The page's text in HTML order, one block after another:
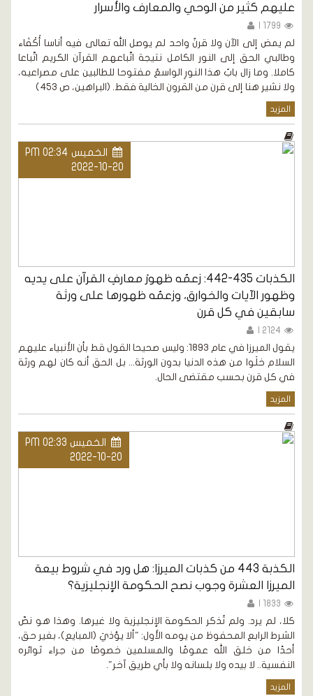
عليهم كثير من الوحي والمعارف والأسرار
لم يمض إلى الآن ولا قرنٌ واحد لم يوصل الله تعالى فيه أناسا أَكْفَاء
وطالبي الحق إلى النور الكامل نتيجة اتّباعهم القرآن الكريم اتّباعا
كاملا. وما زال بابُ هذا النورِ الواسعُ مفتوحا للطالبين على مصراعيه،
ولا نشير هنا إلى قرن من القرون الخالية فقط. (البراهين، ص 453)
المزيد
الخميس PM 02:34
2022-10-20
الكذبات 435-442: زعمُه ظهورَ معارفِ القرآن على يديه
وظهور الآيات والخوارق، وزعمُه ظهورها على ورثة
سابقين في كل قرن
يقول الميرزا في عام 1893: وليس صحيحا القول قط بأن الأنبياء عليهم
السلام خلَوا من هذه الدنيا بدون الورثة... بل الحق أنه كان لهم ورثة
في كل قرن بحسب مقتضى الحال.
المزيد
الخميس PM 02:33
2022-10-20
الكذبة 443 من كذبات الميرزا: هل ورد في شروط بيعة
الميرزا العشرة وجوب نصح الحكومة الإنجليزية؟
كلا، لم يرد. ولم تُذكر الحكومة الإنجليزية ولا غيرها. وهذا هو نصّ
الشرط الرابع المحفوظ من يومه الأول: "ألا يؤذيَ (المبايع)، بغير حق،
أحدًا من خلق الله عمومًا والمسلمين خصوصًا من جراء ثوائره
النفسية.. لا بيده ولا بلسانه ولا بأي طريق آخر".
المزيد